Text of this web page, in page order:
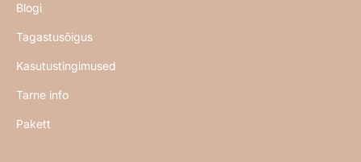
Blogi
Tagastusõigus
Kasutustingimused
Tarne info
Pakett